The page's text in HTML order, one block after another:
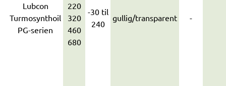
Lubcon
Turmosynthoil
PG-serien
220
320
460
680
-30 til
240
gullig/transparent -